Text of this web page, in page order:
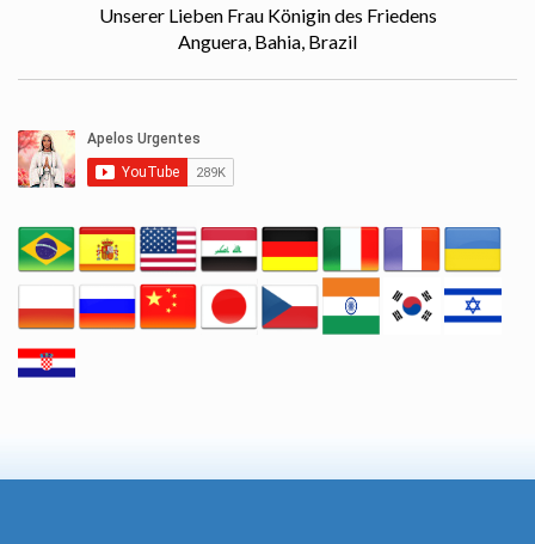
Unserer Lieben Frau Königin des Friedens
Anguera, Bahia, Brazil